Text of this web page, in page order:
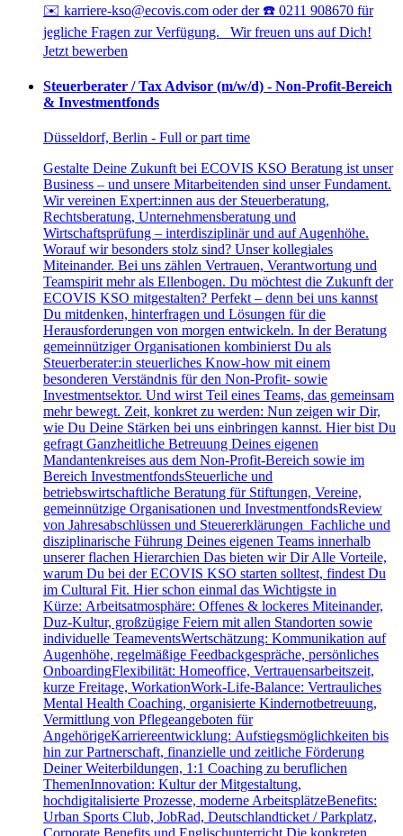
✉️ karriere-kso@ecovis.com oder der ☎️ 0211 908670 für
jegliche Fragen zur Verfügung. Wir freuen uns auf Dich!
Jetzt bewerben
Steuerberater / Tax Advisor (m/w/d) - Non-Profit-Bereich
& Investmentfonds
Düsseldorf, Berlin - Full or part time
Gestalte Deine Zukunft bei ECOVIS KSO Beratung ist unser
Business – und unsere Mitarbeitenden sind unser Fundament.
Wir vereinen Expert:innen aus der Steuerberatung,
Rechtsberatung, Unternehmensberatung und
Wirtschaftsprüfung – interdisziplinär und auf Augenhöhe.
Worauf wir besonders stolz sind? Unser kollegiales
Miteinander. Bei uns zählen Vertrauen, Verantwortung und
Teamspirit mehr als Ellenbogen. Du möchtest die Zukunft der
ECOVIS KSO mitgestalten? Perfekt – denn bei uns kannst
Du mitdenken, hinterfragen und Lösungen für die
Herausforderungen von morgen entwickeln. In der Beratung
gemeinnütziger Organisationen kombinierst Du als
Steuerberater:in steuerliches Know-how mit einem
besonderen Verständnis für den Non-Profit- sowie
Investmentsektor. Und wirst Teil eines Teams, das gemeinsam
mehr bewegt. Zeit, konkret zu werden: Nun zeigen wir Dir,
wie Du Deine Stärken bei uns einbringen kannst. Hier bist Du
gefragt Ganzheitliche Betreuung Deines eigenen
Mandantenkreises aus dem Non-Profit-Bereich sowie im
Bereich InvestmentfondsSteuerliche und
betriebswirtschaftliche Beratung für Stiftungen, Vereine,
gemeinnützige Organisationen und InvestmentfondsReview
von Jahresabschlüssen und Steuererklärungen Fachliche und
disziplinarische Führung Deines eigenen Teams innerhalb
unserer flachen Hierarchien Das bieten wir Dir Alle Vorteile,
warum Du bei der ECOVIS KSO starten solltest, findest Du
im Cultural Fit. Hier schon einmal das Wichtigste in
Kürze: Arbeitsatmosphäre: Offenes & lockeres Miteinander,
Duz-Kultur, großzügige Feiern mit allen Standorten sowie
individuelle TeameventsWertschätzung: Kommunikation auf
Augenhöhe, regelmäßige Feedbackgespräche, persönliches
OnboardingFlexibilität: Homeoffice, Vertrauensarbeitszeit,
kurze Freitage, WorkationWork-Life-Balance: Vertrauliches
Mental Health Coaching, organisierte Kindernotbetreuung,
Vermittlung von Pflegeangeboten für
AngehörigeKarriereentwicklung: Aufstiegsmöglichkeiten bis
hin zur Partnerschaft, finanzielle und zeitliche Förderung
Deiner Weiterbildungen, 1:1 Coaching zu beruflichen
ThemenInnovation: Kultur der Mitgestaltung,
hochdigitalisierte Prozesse, moderne ArbeitsplätzeBenefits:
Urban Sports Club, JobRad, Deutschlandticket / Parkplatz,